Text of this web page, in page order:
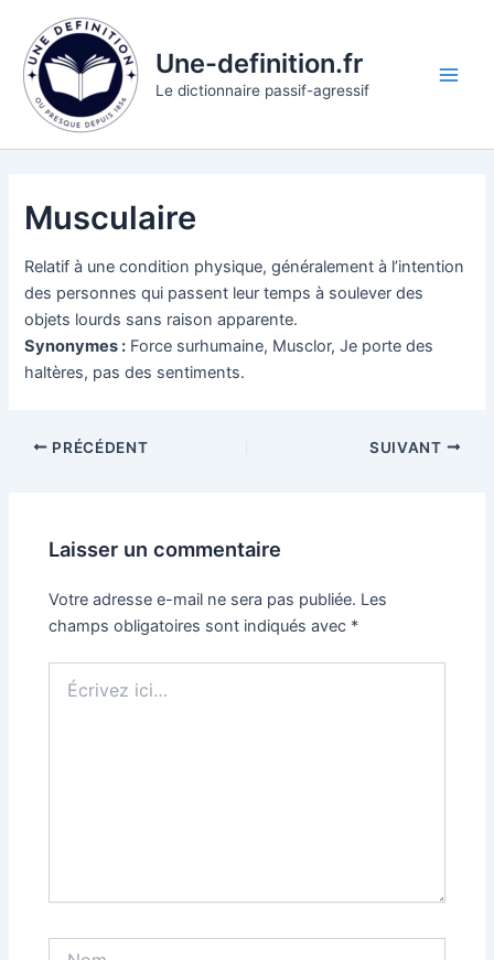
contenu
Une-definition.fr
Le dictionnaire passif-agressif
Musculaire
Relatif à une condition physique, généralement à l’intention
des personnes qui passent leur temps à soulever des
objets lourds sans raison apparente.
Synonymes : Force surhumaine, Musclor, Je porte des
haltères, pas des sentiments.
PRÉCÉDENT SUIVANT
Laisser un commentaire
Votre adresse e-mail ne sera pas publiée. Les
champs obligatoires sont indiqués avec *
ici…